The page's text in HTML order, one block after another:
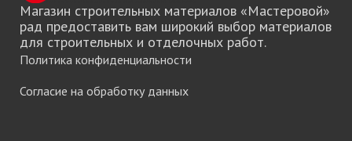
Магазин строительных материалов «Мастеровой»
рад предоставить вам широкий выбор материалов
для строительных и отделочных работ.
Политика конфиденциальности
Согласие на обработку данных